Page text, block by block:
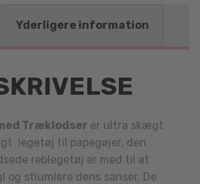
Yderligere information
Træklodser er ultra skægt
legetøj til papegøjer, den
reblegetøj er med til at
og stiumlere dens sanser. De